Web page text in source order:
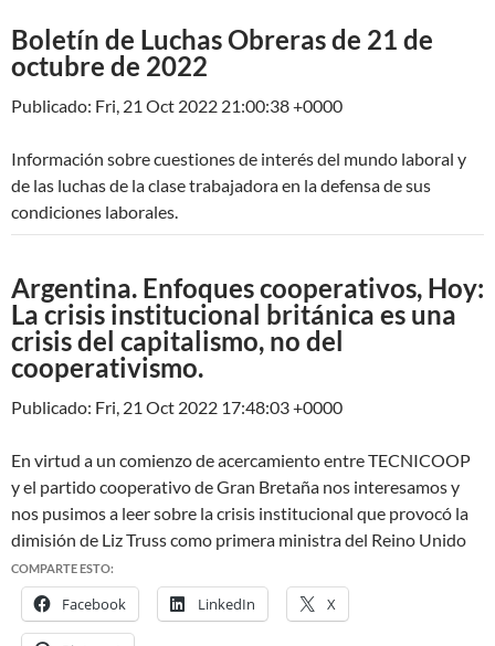
Boletín de Luchas Obreras de 21 de
octubre de 2022
Publicado: Fri, 21 Oct 2022 21:00:38 +0000
Información sobre cuestiones de interés del mundo laboral y
de las luchas de la clase trabajadora en la defensa de sus
condiciones laborales.
Argentina. Enfoques cooperativos, Hoy:
La crisis institucional británica es una
crisis del capitalismo, no del
cooperativismo.
Publicado: Fri, 21 Oct 2022 17:48:03 +0000
En virtud a un comienzo de acercamiento entre TECNICOOP
y el partido cooperativo de Gran Bretaña nos interesamos y
nos pusimos a leer sobre la crisis institucional que provocó la
dimisión de Liz Truss como primera ministra del Reino Unido
COMPARTE ESTO:
Facebook LinkedIn X